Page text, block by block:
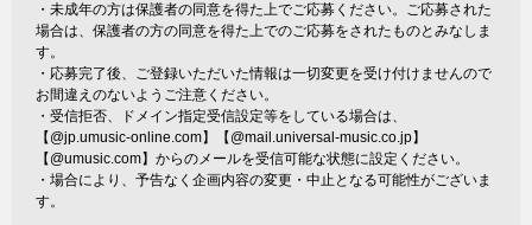
・未成年の方は保護者の同意を得た上でご応募ください。ご応募された
場合は、保護者の方の同意を得た上でのご応募をされたものとみなしま
す。
・応募完了後、ご登録いただいた情報は一切変更を受け付けませんので
お間違えのないようご注意ください。
・受信拒否、ドメイン指定受信設定等をしている場合は、
【@jp.umusic-online.com】【@mail.universal-music.co.jp】
【@umusic.com】からのメールを受信可能な状態に設定ください。
・場合により、予告なく企画内容の変更・中止となる可能性がございま
す。